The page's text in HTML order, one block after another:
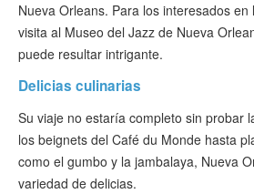
Nueva Orleans. Para los interesados
visita al Museo del Jazz de Nueva
puede resultar intrigante.
Delicias culinarias
Su viaje no estaría completo sin probar
los beignets del Café du Monde hasta
como el gumbo y la jambalaya, Nueva
variedad de delicias.